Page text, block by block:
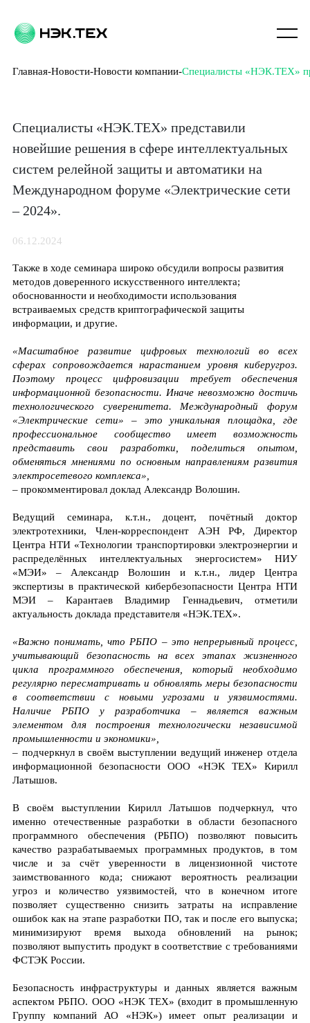
Главная Новости Новости компании Специалисты «НЭК.ТЕХ»
Специалисты «НЭК.ТЕХ» представили
новейшие решения в сфере интеллектуальных
систем релейной защиты и автоматики на
Международном форуме «Электрические сети
– 2024».
06.12.2024
Безопасность инфраструктуры и данных является важным
аспектом РБПО. ООО «НЭК ТЕХ» (входит в промышленную
Группу компаний АО «НЭК») имеет опыт реализации и
В своём выступлении Кирилл Латышов подчеркнул, что
именно отечественные разработки в области безопасного
программного обеспечения (РБПО) позволяют повысить
качество разрабатываемых программных продуктов, в том
числе и за счёт уверенности в лицензионной чистоте
заимствованного кода; снижают вероятность реализации
угроз и количество уязвимостей, что в конечном итоге
позволяет существенно снизить затраты на исправление
ошибок как на этапе разработки ПО, так и после его выпуска;
минимизируют время выхода обновлений на рынок;
позволяют выпустить продукт в соответствие с требованиями
ФСТЭК России.
«Важно понимать, что РБПО – это непрерывный процесс,
учитывающий безопасность на всех этапах жизненного
цикла программного обеспечения, который необходимо
регулярно пересматривать и обновлять меры безопасности
в соответствии с новыми угрозами и уязвимостями.
Наличие РБПО у разработчика – является важным
элементом для построения технологически независимой
промышленности и экономики»,
– подчеркнул в своём выступлении ведущий инженер отдела
информационной безопасности ООО «НЭК ТЕХ» Кирилл
Латышов.
Ведущий семинара, к.т.н., доцент, почётный доктор
электротехники, Член-корреспондент АЭН РФ, Директор
Центра НТИ «Технологии транспортировки электроэнергии и
распределённых интеллектуальных энергосистем» НИУ
«МЭИ» – Александр Волошин и к.т.н., лидер Центра
экспертизы в практической кибербезопасности Центра НТИ
МЭИ – Карантаев Владимир Геннадьевич, отметили
актуальность доклада представителя «НЭК.ТЕХ».
«Масштабное развитие цифровых технологий во всех
сферах сопровождается нарастанием уровня киберугроз.
Поэтому процесс цифровизации требует обеспечения
информационной безопасности. Иначе невозможно достичь
технологического суверенитета. Международный форум
«Электрические сети» – это уникальная площадка, где
профессиональное сообщество имеет возможность
представить свои разработки, поделиться опытом,
обменяться мнениями по основным направлениям развития
электросетевого комплекса»,
– прокомментировал доклад Александр Волошин.
Также в ходе семинара широко обсудили вопросы развития
методов доверенного искусственного интеллекта;
обоснованности и необходимости использования
встраиваемых средств криптографической защиты
информации, и другие.